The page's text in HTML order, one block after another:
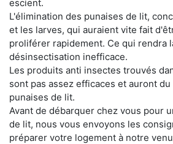
escient.
L'élimination des punaises de lit,
et les larves, qui auraient vite fait
proliférer rapidement. Ce qui rendra
désinsectisation inefficace.
Les produits anti insectes trouvés
sont pas assez efficaces et auront
punaises de lit.
Avant de débarquer chez vous pour
de lit, nous vous envoyons les
préparer votre logement à notre